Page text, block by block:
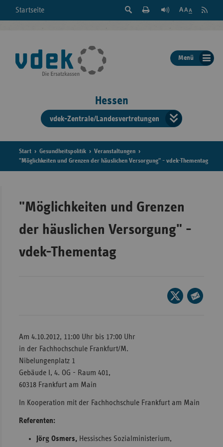
Startseite
Suche
der
Seite
Feed
Menü
Hessen
vdek-Zentrale/Landesvertretungen
der
Start Gesundheitspolitik
Veranstaltungen
"Möglichkeiten und Grenzen der häuslichen Versorgung" - vdek-Thementag
"Möglichkeiten und Grenzen
der häuslichen Versorgung" -
vdek-Thementag
Seite
auf
Am 4.10.2012, 11:00 Uhr bis 17:00 Uhr
in der Fachhochschule Frankfurt/M.
Nibelungenplatz 1
Gebäude I, 4. OG - Raum 401,
60318 Frankfurt am Main
In Kooperation mit der Fachhochschule Frankfurt am Main
Referenten:
Jörg Osmers, Hessisches Sozialministerium,